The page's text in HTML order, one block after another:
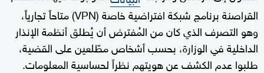
القراصنة برنامج شبكة افتراضية خاصة (VPN) متاحاً تجارياً،
وهو التصرف الذي كان من المُفترض أن يُطلق أنظمة الإنذار
الداخلية في الوزارة، بحسب أشخاص مطّلعين على القضية،
طلبوا عدم الكشف عن هويتهم نظراً لحساسية المعلومات.